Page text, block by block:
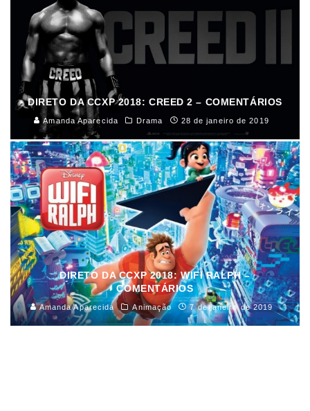
DIRETO DA CCXP 2018: CREED 2 – COMENTÁRIOS
Amanda Aparecida Drama 28 de janeiro de 2019
DIRETO DA CCXP 2018: WIFI RALPH –
COMENTÁRIOS
Amanda Aparecida Animação 7 de janeiro de 2019